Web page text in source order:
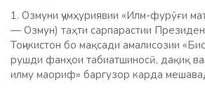
1. Озмуни ҷумҳуриявии «Илм-фурӯғи
— Озмун) таҳти сарпарастии
Тоҷикистон бо мақсади амалисозии
рушди фанҳои табиатшиносӣ, дақиқ
илму маориф» баргузор карда